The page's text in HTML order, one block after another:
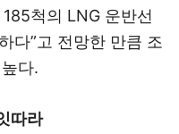
척의 LNG 운반선
다”고 전망한 만큼 조
다.
따라